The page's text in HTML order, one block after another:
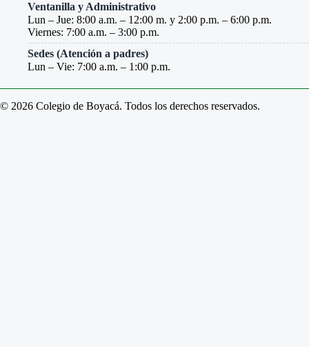
Ventanilla y Administrativo
Lun – Jue: 8:00 a.m. – 12:00 m. y 2:00 p.m. – 6:00 p.m.
Viernes: 7:00 a.m. – 3:00 p.m.
Sedes (Atención a padres)
Lun – Vie: 7:00 a.m. – 1:00 p.m.
© 2026 Colegio de Boyacá. Todos los derechos reservados.